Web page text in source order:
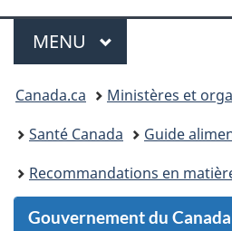
du
Menu
MENU PRINCIPAL
Vous
êtes
ici :
Canada.ca
Ministères et
Santé Canada
Guide
Recommandations en
Gouvernement du Canada